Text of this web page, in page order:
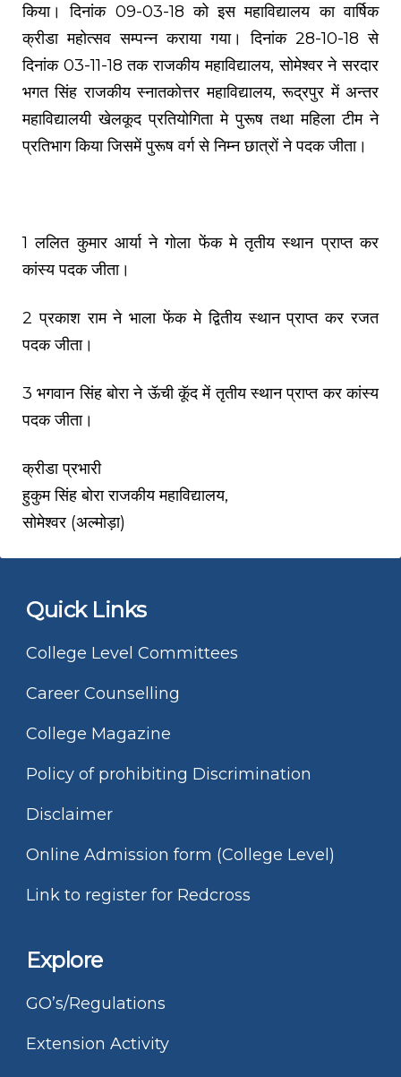
किया। दिनांक 09-03-18 को इस महाविद्यालय का वार्षिक
क्रीडा महोत्सव सम्पन्न कराया गया। दिनांक 28-10-18 से
दिनांक 03-11-18 तक राजकीय महाविद्यालय, सोमेश्वर ने सरदार
भगत सिंह राजकीय स्नातकोत्तर महाविद्यालय, रूद्रपुर में अन्तर
महाविद्यालयी खेलकूद प्रतियोगिता मे पुरूष तथा महिला टीम ने
प्रतिभाग किया जिसमें पुरूष वर्ग से निम्न छात्रों ने पदक जीता।
1 ललित कुमार आर्या ने गोला फेंक मे तृतीय स्थान प्राप्त कर
कांस्य पदक जीता।
2 प्रकाश राम ने भाला फेंक मे द्वितीय स्थान प्राप्त कर रजत
पदक जीता।
3 भगवान सिंह बोरा ने ऊॅची कूॅद में तृतीय स्थान प्राप्त कर कांस्य
पदक जीता।
क्रीडा प्रभारी
हुकुम सिंह बोरा राजकीय महाविद्यालय,
सोमेश्वर (अल्मोड़ा)
Quick Links
College Level Committees
Career Counselling
College Magazine
Policy of prohibiting Discrimination
Disclaimer
Online Admission form (College Level)
Link to register for Redcross
Explore
GO’s/Regulations
Extension Activity